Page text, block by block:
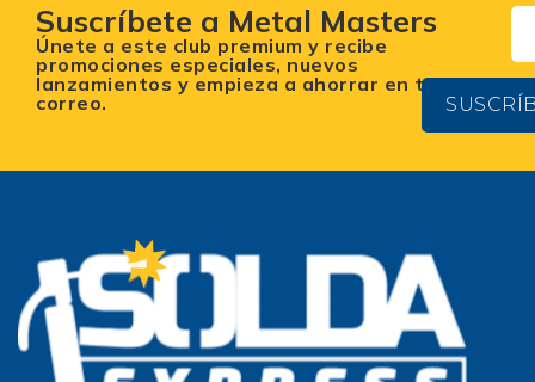
Suscríbete a Metal Masters
Únete a este club premium y recibe
promociones especiales, nuevos
lanzamientos y empieza a ahorrar en tu
correo.